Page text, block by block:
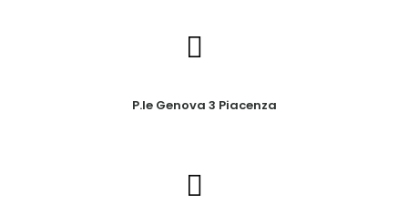
P.le Genova 3 Piacenza